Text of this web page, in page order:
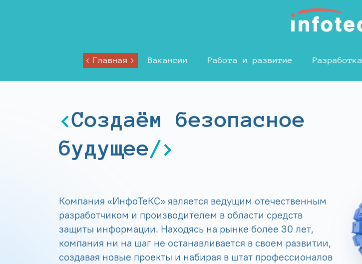
Главная Вакансии Работа и развитие Разработка
Создаём безопасное
будущее
Компания «ИнфоТеКС» является ведущим отечественным
разработчиком и производителем в области средств
защиты информации. Находясь на рынке более 30 лет,
компания ни на шаг не останавливается в своем развитии,
создавая новые проекты и набирая в штат профессионалов